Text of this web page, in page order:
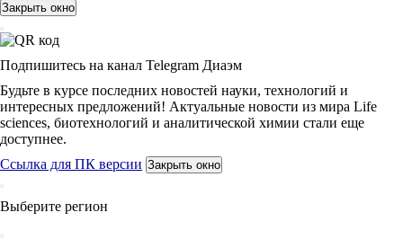
Закрыть окно
Подпишитесь на канал Telegram Диаэм
Будьте в курсе последних новостей науки, технологий и
интересных предложений! Актуальные новости из мира Life
sciences, биотехнологий и аналитической химии стали еще
доступнее.
Ссылка для ПК версии Закрыть окно
Выберите регион